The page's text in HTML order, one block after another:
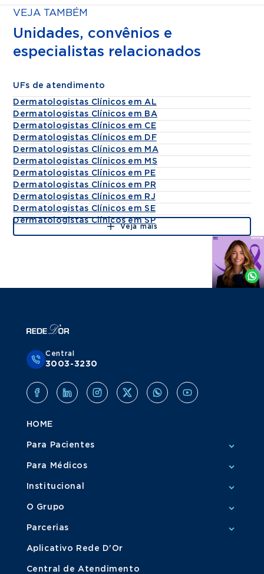
VEJA TAMBÉM
Unidades, convênios e
especialistas relacionados
UFs de atendimento
Dermatologistas Clínicos em AL
Dermatologistas Clínicos em BA
Dermatologistas Clínicos em CE
Dermatologistas Clínicos em DF
Dermatologistas Clínicos em MA
Dermatologistas Clínicos em MS
Dermatologistas Clínicos em PE
Dermatologistas Clínicos em PR
Dermatologistas Clínicos em RJ
Dermatologistas Clínicos em SE
Dermatologistas Clínicos em SP
Veja mais
Agende
Whatsapp
Central
3003-3230
HOME
Para Pacientes
Para Médicos
Institucional
O Grupo
Parcerias
Aplicativo Rede D'Or
Central de Atendimento